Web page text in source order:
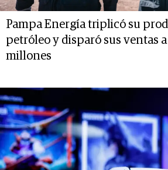
Pampa Energía triplicó su
petróleo y disparó sus ventas a
millones